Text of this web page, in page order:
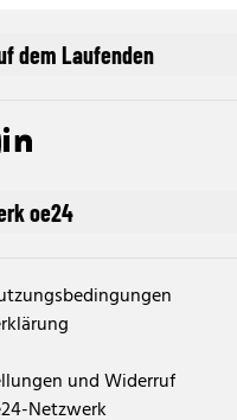
oe24
und Widerruf
Netzwerk
dem Laufenden